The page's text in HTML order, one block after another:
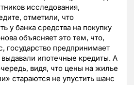
исследования,
отметили, что
у банка средства на покупку
объясняет это тем, что,
государство предпринимает
ипотечные кредиты. А
видя, что цены на жилье
стараются не упустить шанс